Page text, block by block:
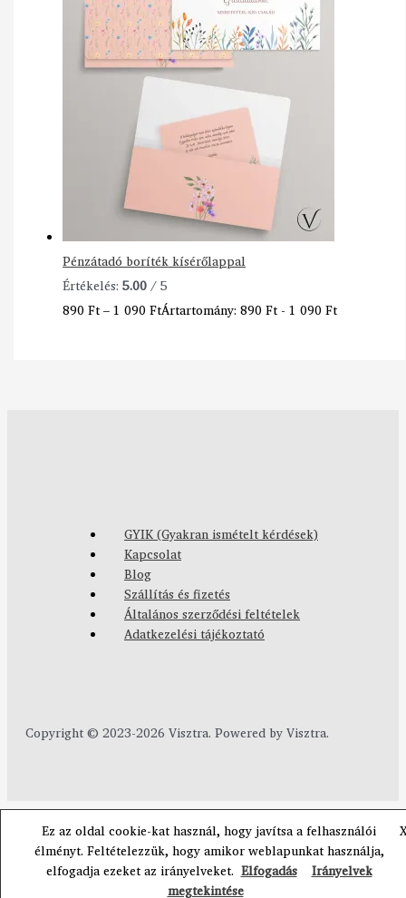
Pénzátadó boríték kísérőlappal
Értékelés:5.00/ 5
890Ft–1 090FtÁrtartomány: 890 Ft - 1 090 Ft
GYIK (Gyakran ismételt kérdések)
Kapcsolat
Blog
Szállítás és fizetés
Általános szerződési feltételek
Adatkezelési tájékoztató
Copyright © 2023-2026 Visztra. Powered by Visztra.
Ez az oldal cookie-kat használ, hogy javítsa a felhasználói
élményt. Feltételezzük, hogy amikor weblapunkat használja,
elfogadja ezeket az irányelveket. Elfogadás
Irányelvek
megtekintése